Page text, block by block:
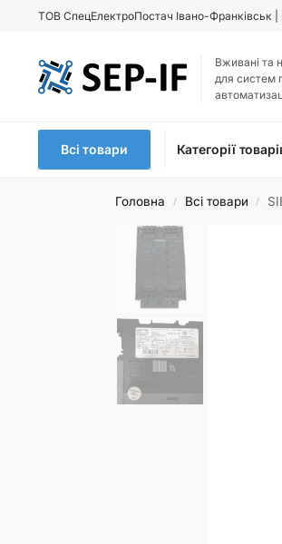
ТОВ СпецЕлектроПостач Івано-Франківськ |
Вживані та
для систем
Всі товари Категорії
Головна / Всі товари /